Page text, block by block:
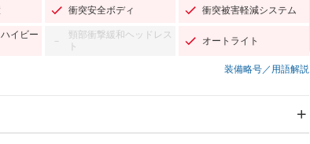
衝突安全ボディ 衝突被害軽減システム
イビー
－
頸部衝撃緩和ヘッドレス
ト
オートライト
装備略号／用語解説